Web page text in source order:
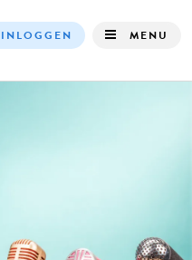
INLOGGEN MENU